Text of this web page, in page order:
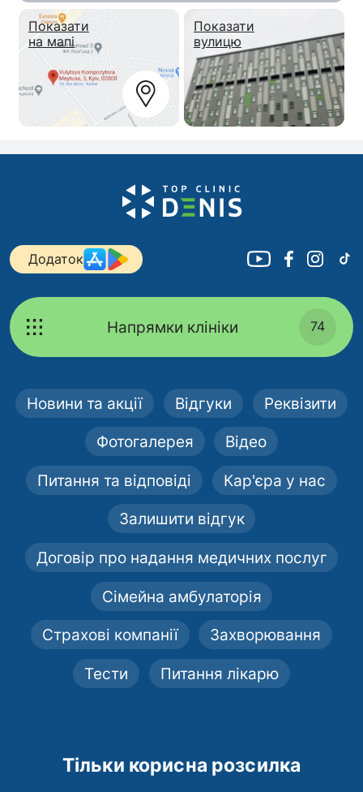
Показати
на мапі
Показати
вулицю
Додаток
Напрямки клініки 74
Новини та акції Відгуки Реквізити
Фотогалерея Відео
Питання та відповіді Кар'єра у нас
Залишити відгук
Договір про надання медичних послуг
Сімейна амбулаторія
Страхові компанії Захворювання
Тести Питання лікарю
Тільки корисна розсилка